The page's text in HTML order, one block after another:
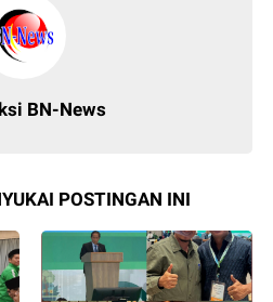
BN-News
POSTINGAN INI